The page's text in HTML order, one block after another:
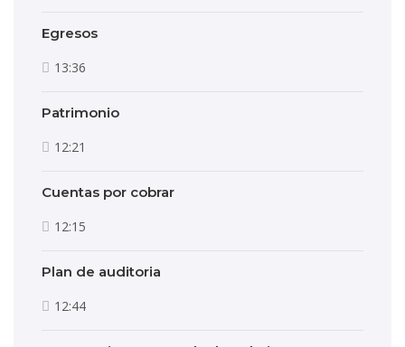
Egresos
13:36
Patrimonio
12:21
Cuentas por cobrar
12:15
Plan de auditoria
12:44